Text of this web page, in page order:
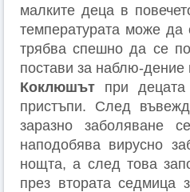
малките деца в
температурата може
трябва спешно да се
постави за наблю-дение
Коклюшът при
пристъпи. След
заразно заболяване
наподобява вирусно
нощта, а след това
през втората седмица